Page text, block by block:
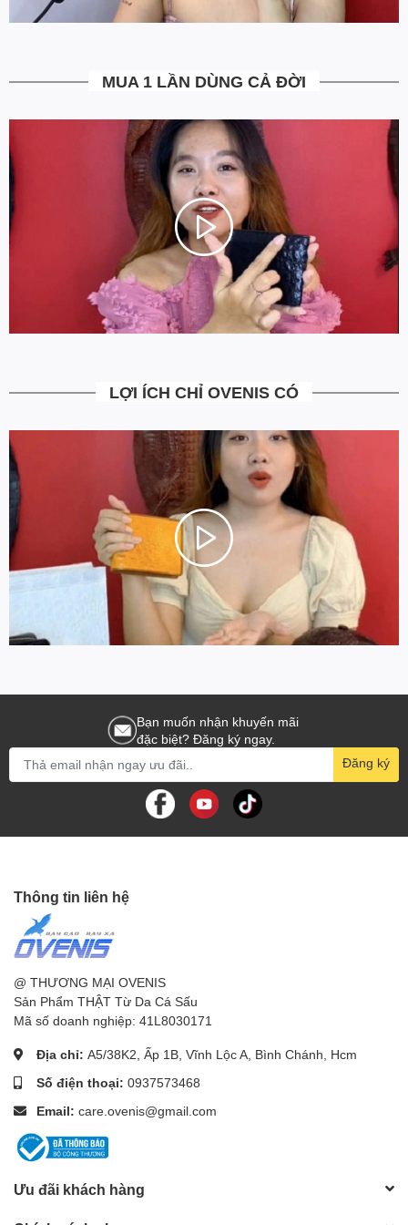
Rất đẹp – Rất bền – Rất sang trọng
Mua để dùng hoặc làm quà tặng
======================================
✪ ĐẶC ĐIỂM NỔI BẬT:
Toàn bộ các đơn hàng từ 500k đều được Ovenis hỗ trợ giao hàng
Chúng tôi chọn cách tối ưu chi phí như không phân phối qua
trung gian, không cửa hàng để giảm chi phí vận hành (hàng sản
xuất từ xưởng đóng gói và vận chuyển trực tiếp tới tay người sử
dụng). Tập trung vào cải thiện chất lượng sản phẩm và nâng cao
dịch vụ chăm sóc khách hàng.
MUA 1 LẦN DÙNG CẢ ĐỜI
LỢI ÍCH CHỈ OVENIS CÓ
Bạn muốn nhận khuyến mãi
đặc biệt? Đăng ký ngay.
Đăng ký
Thông tin liên hệ
@ THƯƠNG MẠI OVENIS
Sản Phẩm THẬT Từ Da Cá Sấu
Mã số doanh nghiệp: 41L8030171
Địa chỉ: A5/38K2, Ấp 1B, Vĩnh Lộc A, Bình Chánh, Hcm
Số điện thoại: 0937573468
Email: care.ovenis@gmail.com
Ưu đãi khách hàng